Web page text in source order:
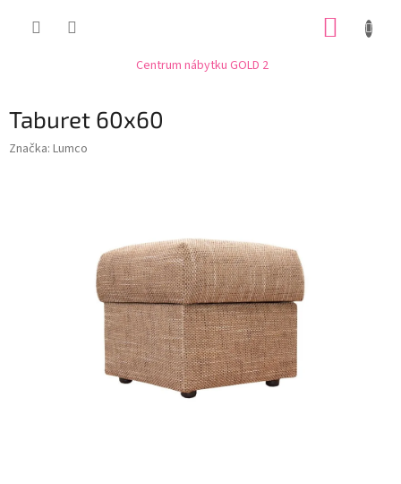
Centrum nábytku GOLD 2
Taburet 60x60
Značka: Lumco